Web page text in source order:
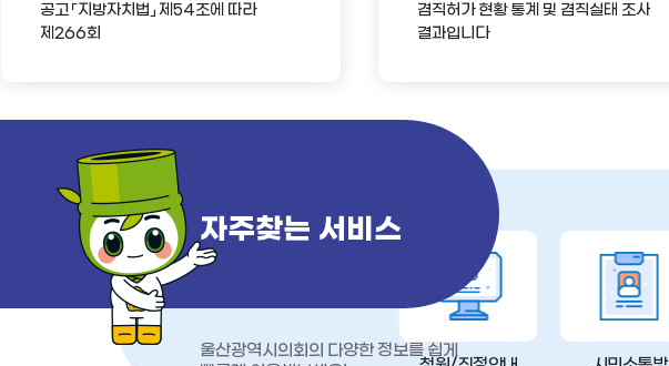
공고 「지방자치법」 제54조에 따라
제266회
겸직허가 현황 통계 및 겸직실태 조사
결과입니다
자주찾는 서비스
울산광역시의회의 다양한 정보를 쉽게